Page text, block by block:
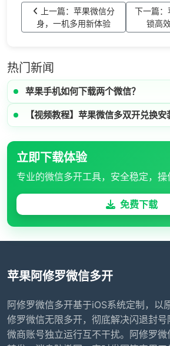
上一篇：苹果微信分
身，一机多用新体验
下一篇：
锁高
热门新闻
苹果手机如何下载两个微信？
【视频教程】苹果微信多双开兑换安
立即下载体验
专业的微信多开工具，安全稳定，操
免费下载
苹果阿修罗微信多开
阿修罗微信多开基于iOS系统定制，以
修罗微信无限多开，彻底解决闪退封号
微商账号独立运行互不干扰。阿修罗